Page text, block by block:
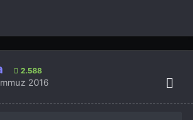
2.588
2016